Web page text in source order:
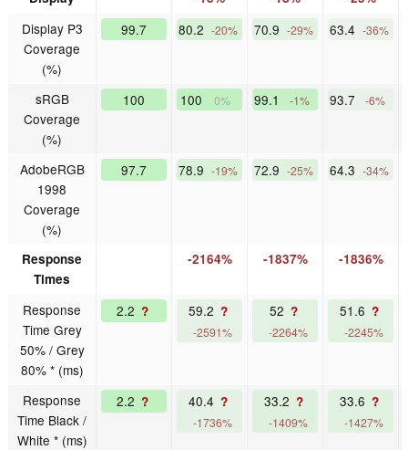
Display P3
Coverage
(%)
99.7 80.2 -20% 70.9 -29% 63.4 -36%
sRGB
Coverage
(%)
100 100 0% 99.1 -1% 93.7 -6%
AdobeRGB
1998
Coverage
(%)
97.7 78.9 -19% 72.9 -25% 64.3 -34%
Response
Times
-2164% -1837% -1836%
Response
Time Grey
50% / Grey
80% * (ms)
2.2 ? 59.2 ?
-2591%
52 ?
-2264%
51.6 ?
-2245%
Response
Time Black /
White * (ms)
2.2 ? 40.4 ?
-1736%
33.2 ?
-1409%
33.6 ?
-1427%